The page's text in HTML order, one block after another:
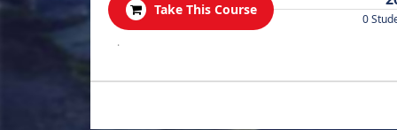
Take This Course
0
.